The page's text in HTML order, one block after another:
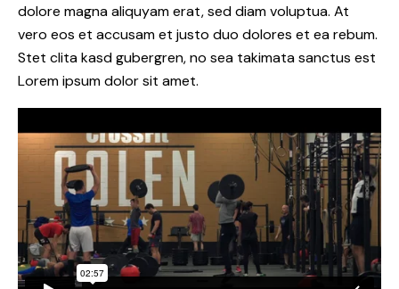
dolore magna aliquyam erat, sed diam voluptua. At
vero eos et accusam et justo duo dolores et ea rebum.
Stet clita kasd gubergren, no sea takimata sanctus est
Lorem ipsum dolor sit amet.